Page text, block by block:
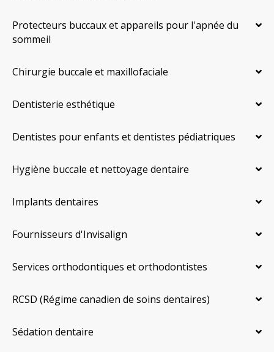
Protecteurs buccaux et appareils pour l'apnée du
sommeil
Chirurgie buccale et maxillofaciale
Dentisterie esthétique
Dentistes pour enfants et dentistes pédiatriques
Hygiène buccale et nettoyage dentaire
Implants dentaires
Fournisseurs d'Invisalign
Services orthodontiques et orthodontistes
RCSD (Régime canadien de soins dentaires)
Sédation dentaire